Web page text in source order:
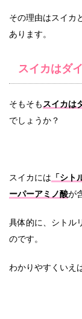
その理由はスイカ
あります。
スイカはダ
そもそも スイカは
でしょうか？
スイカには 「シ
ーパーアミノ酸が
具体的に、シトル
のです。
わかりやすくいえ